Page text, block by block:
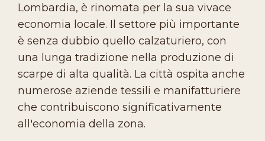
Lombardia, è rinomata per la sua vivace
economia locale. Il settore più importante
è senza dubbio quello calzaturiero, con
una lunga tradizione nella produzione di
scarpe di alta qualità. La città ospita anche
numerose aziende tessili e manifatturiere
che contribuiscono significativamente
all'economia della zona.